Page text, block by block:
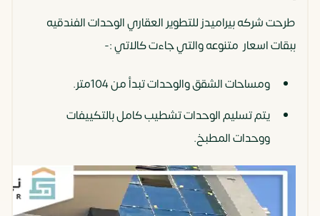
طرحت شركه بيراميدز للتطوير العقاري الوحدات الفندقيه
ببقات اسعار متنوعه والتي جاءت كالاتي :-
ومساحات الشقق والوحدات تبدأ من 104متر.
يتم تسليم الوحدات تشطيب كامل بالتكييفات
ووحدات المطبخ.